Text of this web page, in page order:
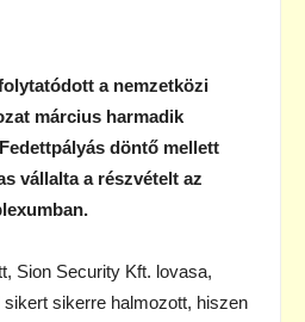
a nemzetközi
március harmadik
döntő mellett
vállalta a részvételt az
Sion Security Kft. lovasa,
sikert sikerre halmozott, hiszen